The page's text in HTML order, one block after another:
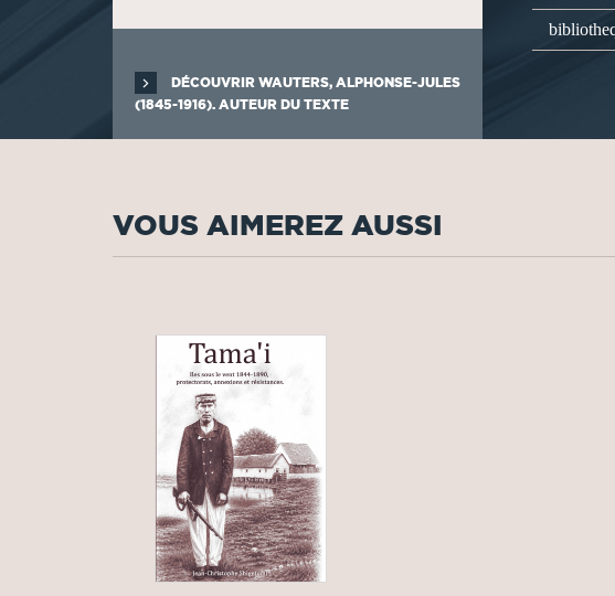
DÉCOUVRIR WAUTERS, ALPHONSE-JULES
(1845-1916). AUTEUR DU TEXTE
VOUS AIMEREZ AUSSI